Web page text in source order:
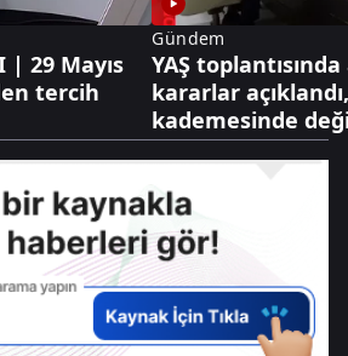
| 29 Mayıs
tercih
Gündem
YAŞ
kararlar
kademesinde
yapıldı